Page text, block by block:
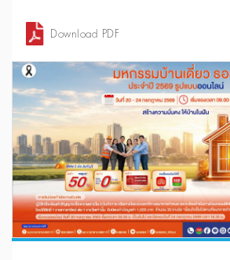
Download PDF